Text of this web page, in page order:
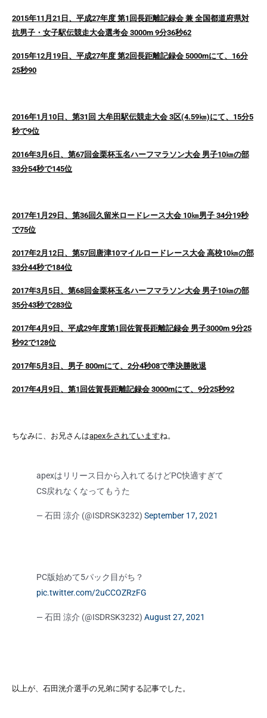
2015年11月21日、平成27年度 第1回長距離記録会 兼 全国都道府県対
抗男子・女子駅伝競走大会選考会 3000m 9分36秒62
2015年12月19日、平成27年度 第2回長距離記録会 5000mにて、16分
25秒90
2016年1月10日、第31回 大牟田駅伝競走大会 3区(4.59㎞)にて、15分5
秒で9位
2016年3月6日、第67回金栗杯玉名ハーフマラソン大会 男子10㎞の部
33分54秒で145位
2017年1月29日、第36回久留米ロードレース大会 10㎞男子 34分19秒
で75位
2017年2月12日、第57回唐津10マイルロードレース大会 高校10㎞の部
33分44秒で184位
2017年3月5日、第68回金栗杯玉名ハーフマラソン大会 男子10㎞の部
35分43秒で283位
2017年4月9日、平成29年度第1回佐賀長距離記録会 男子3000m 9分25
秒92で128位
2017年5月3日、男子 800mにて、2分4秒08で準決勝敗退
2017年4月9日、第1回佐賀長距離記録会 3000mにて、9分25秒92
ちなみに、お兄さんはapexをされていますね。
apexはリリース日から入れてるけどPC快適すぎて
CS戻れなくなってもうた
— 石田 涼介 (@ISDRSK3232)September 17, 2021
PC版始めて5パック目がち？
pic.twitter.com/2uCCOZRzFG
— 石田 涼介 (@ISDRSK3232)August 27, 2021
以上が、石田洸介選手の兄弟に関する記事でした。